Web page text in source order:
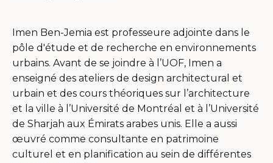
Imen Ben-Jemia est professeure adjointe dans le
pôle d'étude et de recherche en environnements
urbains. Avant de se joindre à l’UOF, Imen a
enseigné des ateliers de design architectural et
urbain et des cours théoriques sur l’architecture
et la ville à l’Université de Montréal et à l’Université
de Sharjah aux Émirats arabes unis. Elle a aussi
œuvré comme consultante en patrimoine
culturel et en planification au sein de différentes